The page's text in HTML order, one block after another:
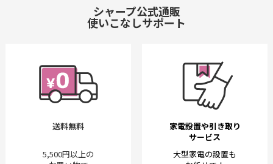
シャープ公式通販
使いこなしサポート
送料無料
5,500円以上の
家電設置や引き取り
サービス
大型家電の設置も